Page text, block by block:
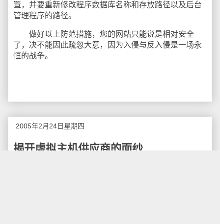
置，并要重新修改程序数据库名称和存放路径以及后台
管理程序的路径。
做好以上防范措施，您的网站只能说是相对安全
了，决不能因此疏忽大意，因为入侵与反入侵是一场永
恒的战争。
2005年2月24日星期四
揭开虚拟主机供应商的面纱